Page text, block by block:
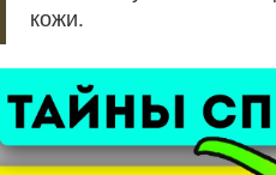
кожи.